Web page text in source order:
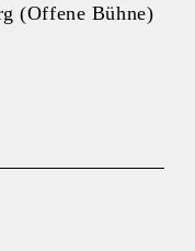
(Offene Bühne)